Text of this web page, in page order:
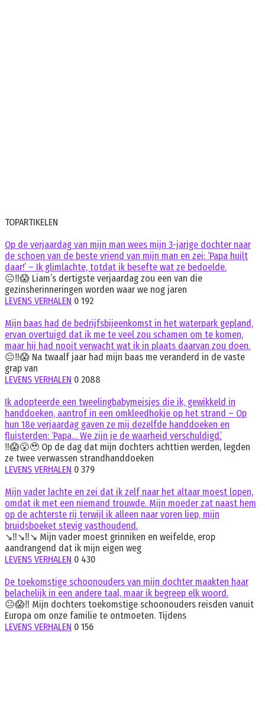
TOPARTIKELEN
Op de verjaardag van mijn man wees mijn 3-jarige dochter naar
de schoen van de beste vriend van mijn man en zei: ‘Papa huilt
daar!’ – Ik glimlachte, totdat ik besefte wat ze bedoelde.
😐‼️😱 Liam’s dertigste verjaardag zou een van die
gezinsherinneringen worden waar we nog jaren
LEVENS VERHALEN 0 192
Mijn baas had de bedrijfsbijeenkomst in het waterpark gepland,
ervan overtuigd dat ik me te veel zou schamen om te komen,
maar hij had nooit verwacht wat ik in plaats daarvan zou doen.
😐‼️😱 Na twaalf jaar had mijn baas me veranderd in de vaste
grap van
LEVENS VERHALEN 0 2088
Ik adopteerde een tweelingbabymeisjes die ik, gewikkeld in
handdoeken, aantrof in een omkleedhokje op het strand – Op
hun 18e verjaardag gaven ze mij dezelfde handdoeken en
fluisterden: ‘Papa… We zijn je de waarheid verschuldigd.’
‼️😱😮🥹 Op de dag dat mijn dochters achttien werden, legden
ze twee verwassen strandhanddoeken
LEVENS VERHALEN 0 379
Mijn vader lachte en zei dat ik zelf naar het altaar moest lopen,
omdat ik met een niemand trouwde. Mijn moeder zat naast hem
op de achterste rij terwijl ik alleen naar voren liep, mijn
bruidsboeket stevig vasthoudend.
↘️‼️↘️‼️↘️ Mijn vader moest grinniken en weifelde, erop
aandrangend dat ik mijn eigen weg
LEVENS VERHALEN 0 430
De toekomstige schoonouders van mijn dochter maakten haar
belachelijk in een andere taal, maar ik begreep elk woord.
😐😱‼️ Mijn dochters toekomstige schoonouders reisden vanuit
Europa om onze familie te ontmoeten. Tijdens
LEVENS VERHALEN 0 156